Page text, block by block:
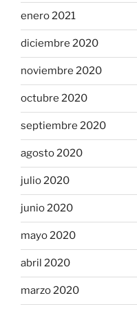
enero 2021
diciembre 2020
noviembre 2020
octubre 2020
septiembre 2020
agosto 2020
julio 2020
junio 2020
mayo 2020
abril 2020
marzo 2020